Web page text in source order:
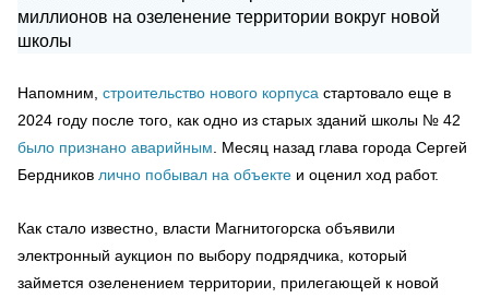
Напомним, строительство нового корпуса стартовало еще в
2024 году после того, как одно из старых зданий школы № 42
было признано аварийным . Месяц назад глава города Сергей
Бердников лично побывал на объекте и оценил ход работ.
Как стало известно, власти Магнитогорска объявили
электронный аукцион по выбору подрядчика, который
займется озеленением территории, прилегающей к новой